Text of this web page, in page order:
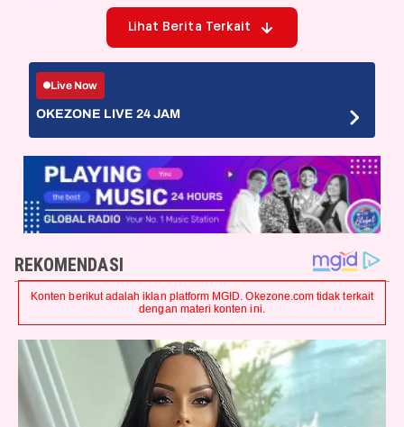
Lihat Berita Terkait
Live Now
OKEZONE LIVE 24 JAM